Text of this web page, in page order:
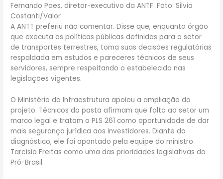
Fernando Paes, diretor-executivo da ANTF. Foto: Silvia
Costanti/Valor
A ANTT preferiu não comentar. Disse que, enquanto órgão
que executa as políticas públicas definidas para o setor
de transportes terrestres, toma suas decisões regulatórias
respaldada em estudos e pareceres técnicos de seus
servidores, sempre respeitando o estabelecido nas
legislações vigentes.
O Ministério da Infraestrutura apoiou a ampliação do
projeto. Técnicos da pasta afirmam que falta ao setor um
marco legal e tratam o PLS 261 como oportunidade de dar
mais segurança jurídica aos investidores. Diante do
diagnóstico, ele foi apontado pela equipe do ministro
Tarcísio Freitas como uma das prioridades legislativas do
Pró-Brasil.